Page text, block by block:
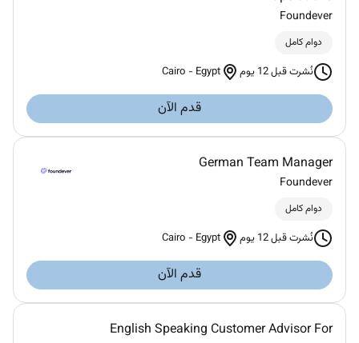
Foundever
دوام كامل
نُشرت قبل 12 يوم Cairo - Egypt
قدم الآن
German Team Manager
Foundever
دوام كامل
نُشرت قبل 12 يوم Cairo - Egypt
قدم الآن
English Speaking Customer Advisor For